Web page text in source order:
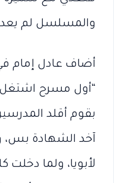
والمسلسل لم
أضاف عادل إمام
“أول مسرح
بقوم أقلد
آخد الشهادة بس،
لأبويا، ولما دخلت